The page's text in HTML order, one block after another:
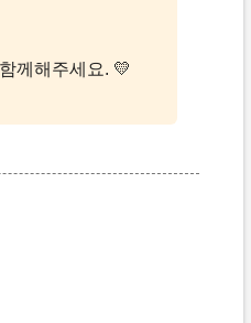
께해주세요. 💛